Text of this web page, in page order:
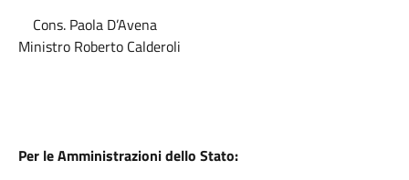
Cons. Paola D’Avena
Ministro Roberto Calderoli
Per le Amministrazioni dello Stato: